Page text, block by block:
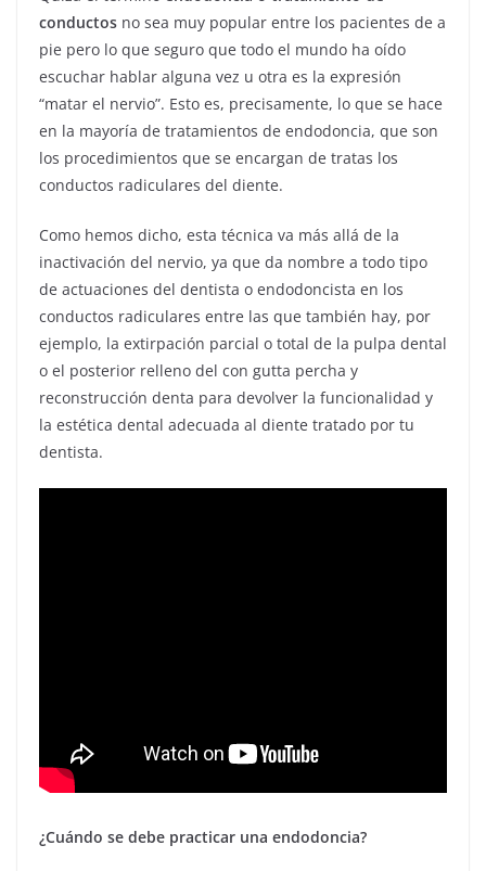
conductos no sea muy popular entre los pacientes de a
pie pero lo que seguro que todo el mundo ha oído
escuchar hablar alguna vez u otra es la expresión
“matar el nervio”. Esto es, precisamente, lo que se hace
en la mayoría de tratamientos de endodoncia, que son
los procedimientos que se encargan de tratas los
conductos radiculares del diente.
Como hemos dicho, esta técnica va más allá de la
inactivación del nervio, ya que da nombre a todo tipo
de actuaciones del dentista o endodoncista en los
conductos radiculares entre las que también hay, por
ejemplo, la extirpación parcial o total de la pulpa dental
o el posterior relleno del con gutta percha y
reconstrucción denta para devolver la funcionalidad y
la estética dental adecuada al diente tratado por tu
dentista.
¿Cuándo se debe practicar una endodoncia?